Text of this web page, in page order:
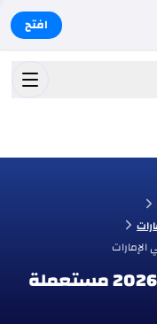
افتح
سيارة بي ام دبليو M2 موديل 2026 مستعملة